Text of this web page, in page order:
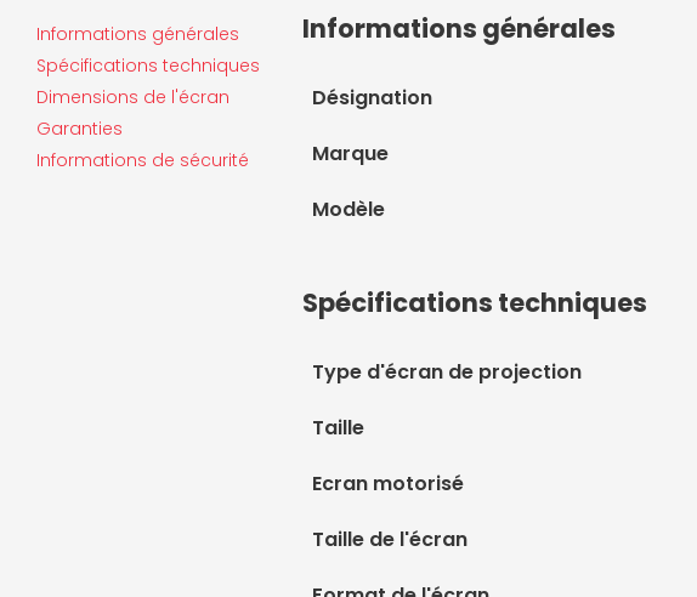
Informations générales
Spécifications techniques
Dimensions de l'écran
Garanties
Informations de sécurité
Informations générales
Désignation
Marque
Modèle
Spécifications techniques
Type d'écran de projection
Taille
Ecran motorisé
Taille de l'écran